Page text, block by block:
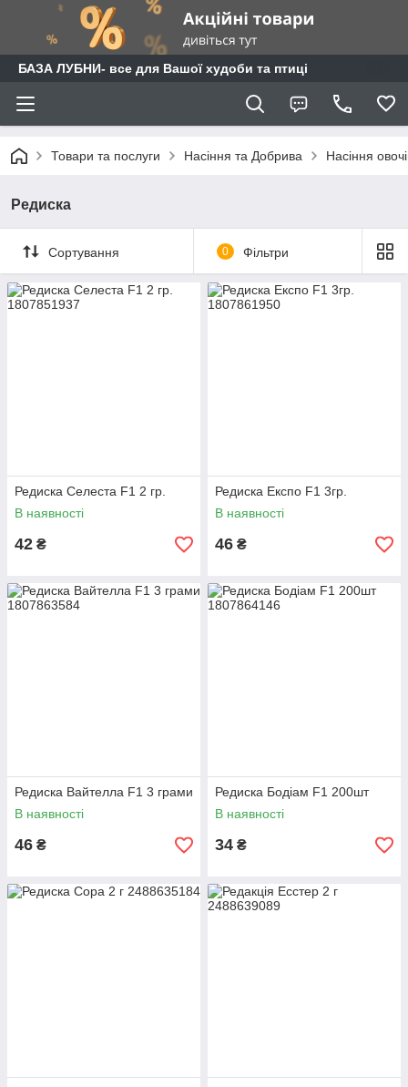
БАЗА ЛУБНИ- все для Вашої худоби та птиці
Товари та послуги Насіння та Добрива Насіння
Редиска
Сортування 0 Фільтри
Редиска Селеста F1 2 гр.
В наявності
42 ₴
Редиска Експо F1 3гр.
В наявності
46 ₴
Редиска Вайтелла F1 3 грами
В наявності
46 ₴
Редиска Бодіам F1 200шт
В наявності
34 ₴